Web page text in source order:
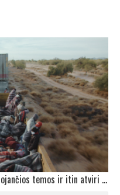
NEPATOGUS KINAS SUGRĮŽTA: Šokiruojančios temos ir itin atviri pokalbiai